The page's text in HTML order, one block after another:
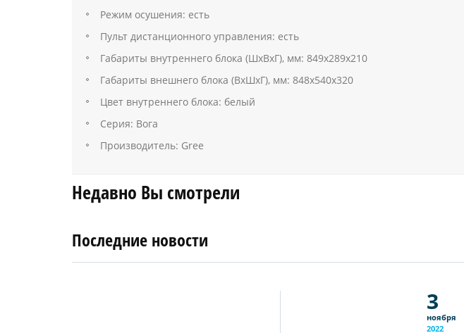
Режим осушения: есть
Пульт дистанционного управления: есть
Габариты внутреннего блока (ШхВхГ), мм: 849х289х210
Габариты внешнего блока (ВхШхГ), мм: 848х540х320
Цвет внутреннего блока: белый
Серия: Вога
Производитель: Gree
Недавно Вы смотрели
Последние новости
3
ноября
2022